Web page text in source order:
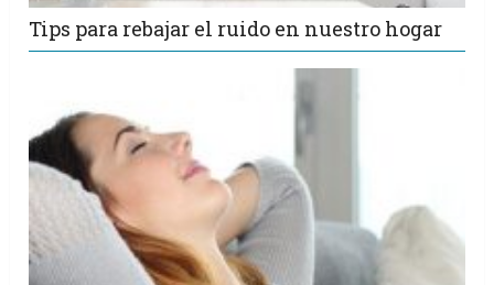
Tips para rebajar el ruido en nuestro hogar